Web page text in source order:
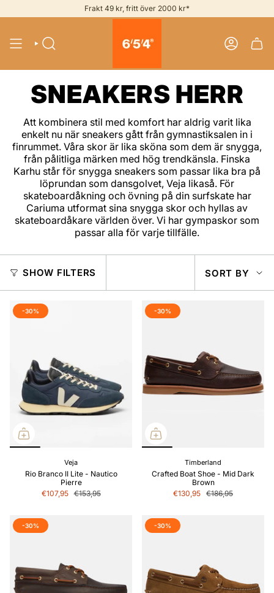
to
Frakt 49 kr, fritt över 2000 kr*
SEARCH ACCOUNT
SNEAKERS HERR
Att kombinera stil med komfort har aldrig varit lika
enkelt nu när sneakers gått från gymnastiksalen in i
finrummet. Våra skor är lika sköna som dem är snygga,
från pålitliga märken med hög trendkänsla. Finska
Karhu står för snygga sneakers som passar lika bra på
löprundan som dansgolvet, Veja likaså. För
skateboardåkning och övning på din surfskate har
Cariuma utformat sina snygga skor och hyllas av
skateboardåkare världen över. Vi har gympaskor som
passar alla för varje tillfälle.
SHOW FILTERS SORT BY
-30%
Veja
Rio Branco II Lite - Nautico
Pierre
€107,95 €153,95
-30%
Timberland
Crafted Boat Shoe - Mid Dark
Brown
€130,95 €186,95
-30% -30%